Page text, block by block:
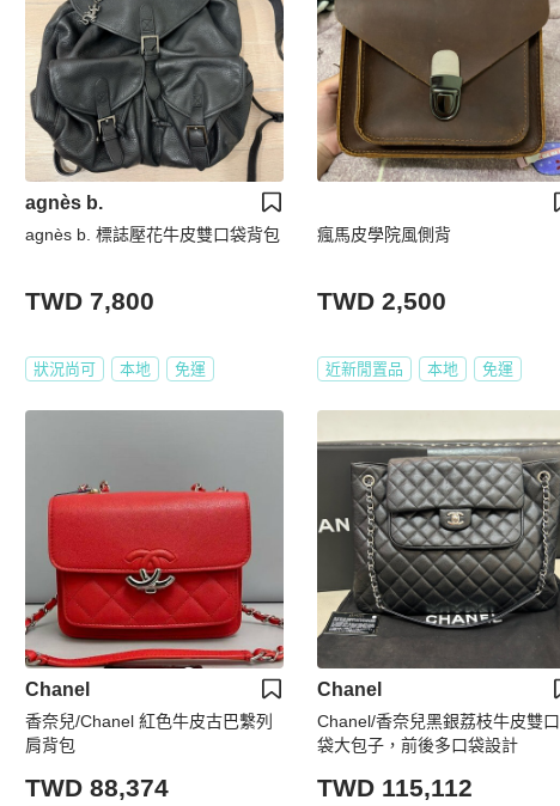
agnès b.
agnès b. 標誌壓花牛皮雙口袋背包
TWD 7,800
狀況尚可 本地 免運
瘋馬皮學院風側背
TWD 2,500
近新閒置品 本地 免運
Chanel
香奈兒/Chanel 紅色牛皮古巴繫列
肩背包
TWD 88,374
Chanel
Chanel/香奈兒黑銀荔枝牛皮雙口
袋大包子，前後多口袋設計
TWD 115,112